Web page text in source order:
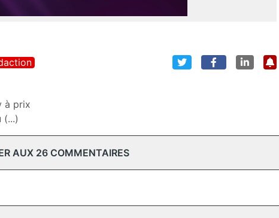
à prix
(...)
AUX 26 COMMENTAIRES